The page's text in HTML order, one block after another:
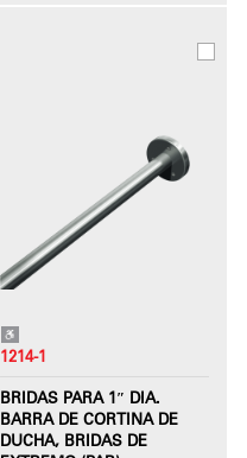
1214-1
BRIDAS PARA 1″ DIA.
BARRA DE CORTINA DE
DUCHA, BRIDAS DE